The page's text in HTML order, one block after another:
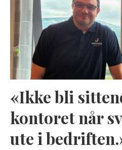
«Ikke bli
kontoret når
ute i